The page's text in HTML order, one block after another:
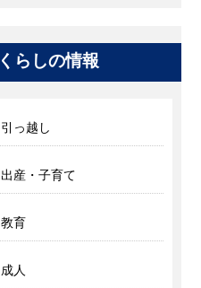
くらしの情報
引っ越し
出産・子育て
教育
成人